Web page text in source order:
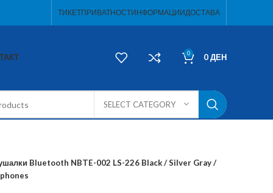
ТИКЕТПРИВАТНОСТИНФОРМАЦИИДОСТАВА
0 0ДЕН
SELECT CATEGORY
Bluetooth NBTE-002 LS-226 Black / Silver Gray /